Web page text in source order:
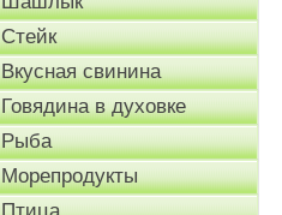
Стейк
Вкусная свинина
Говядина в духовке
Рыба
Морепродукты